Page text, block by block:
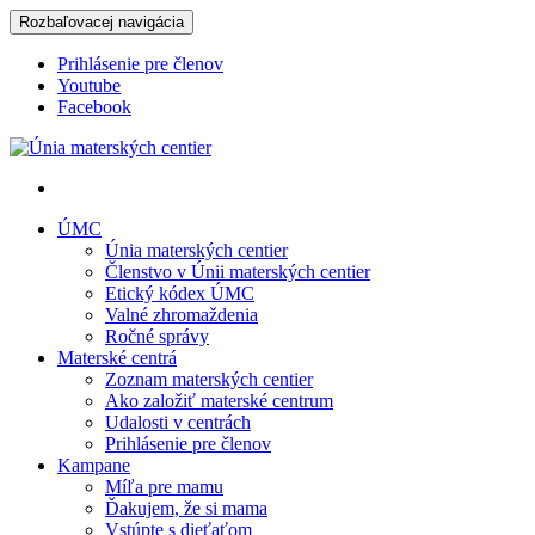
Rozbaľovacej navigácia
Prihlásenie pre členov
Youtube
Facebook
Únia materských centier
ÚMC
Únia materských centier
Členstvo v Únii materských centier
Etický kódex ÚMC
Valné zhromaždenia
Ročné správy
Materské centrá
Zoznam materských centier
Ako založiť materské centrum
Udalosti v centrách
Prihlásenie pre členov
Kampane
Míľa pre mamu
Ďakujem, že si mama
Vstúpte s dieťaťom